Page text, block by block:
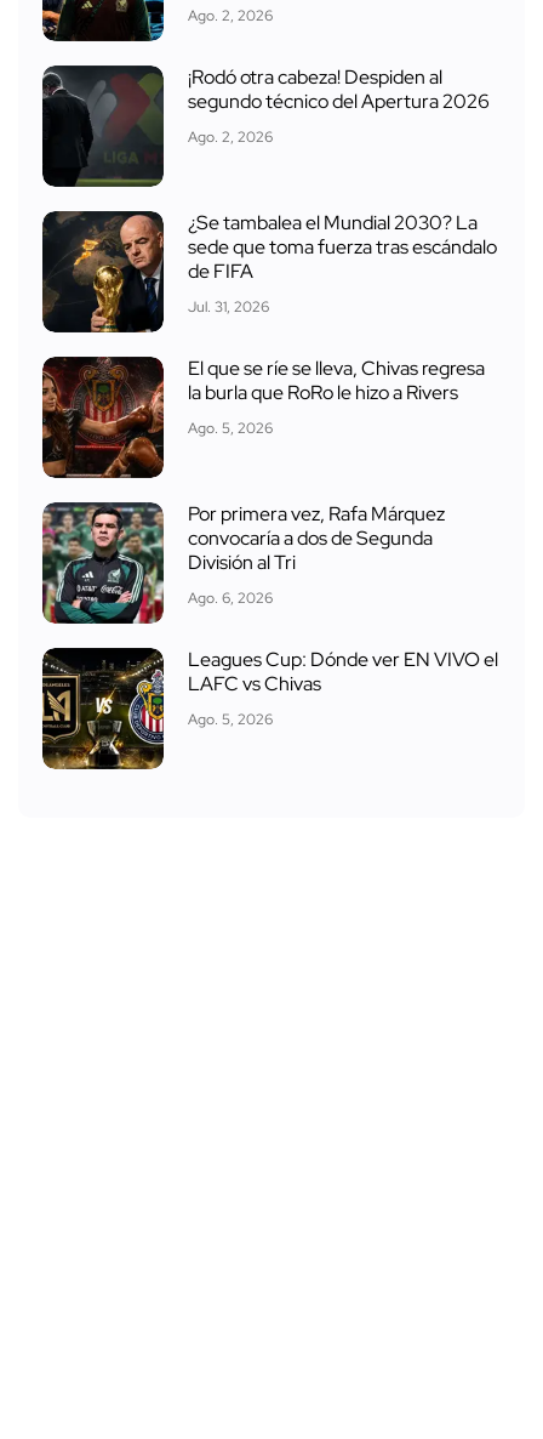
Ago. 2, 2026
¡Rodó otra cabeza! Despiden al
segundo técnico del Apertura 2026
Ago. 2, 2026
¿Se tambalea el Mundial 2030? La
sede que toma fuerza tras escándalo
de FIFA
Jul. 31, 2026
El que se ríe se lleva, Chivas regresa
la burla que RoRo le hizo a Rivers
Ago. 5, 2026
Por primera vez, Rafa Márquez
convocaría a dos de Segunda
División al Tri
Ago. 6, 2026
Leagues Cup: Dónde ver EN VIVO el
LAFC vs Chivas
Ago. 5, 2026